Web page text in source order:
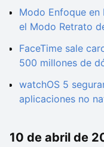
Modo Enfoque
el Modo Retrato
FaceTime sale
500 millones de
watchOS 5
aplicaciones no
10 de abril de